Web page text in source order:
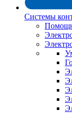
Системы